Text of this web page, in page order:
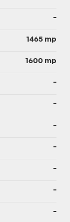
-
1465 mp
1600 mp
-
-
-
-
-
-
-